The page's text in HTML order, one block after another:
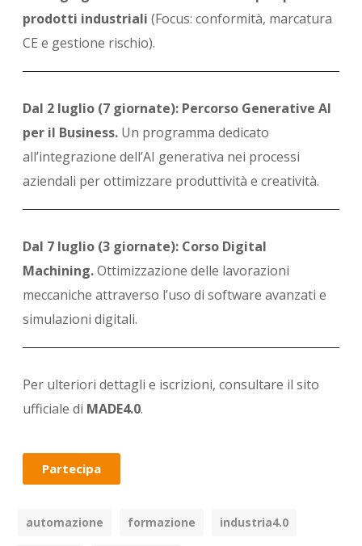
prodotti industriali (Focus: conformità, marcatura
CE e gestione rischio).
Dal 2 luglio (7 giornate): Percorso Generative AI
per il Business.Un programma dedicato
all’integrazione dell’AI generativa nei processi
aziendali per ottimizzare produttività e creatività.
Dal 7 luglio (3 giornate): Corso Digital
Machining.Ottimizzazione delle lavorazioni
meccaniche attraverso l’uso di software avanzati e
simulazioni digitali.
Per ulteriori dettagli e iscrizioni, consultare il sito
ufficiale di MADE4.0.
Partecipa
automazione formazione industria4.0